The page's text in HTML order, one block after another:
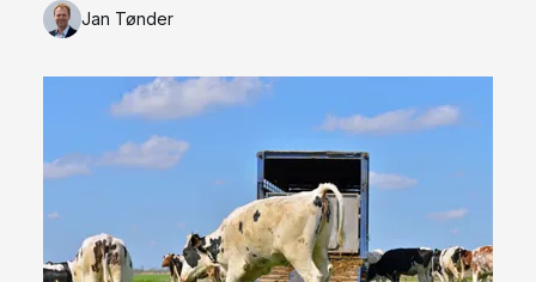
Jan Tønder